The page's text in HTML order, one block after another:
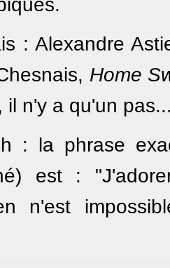
: Alexandre
Home
il n'y a qu'un
: la phrase
est :
n'est